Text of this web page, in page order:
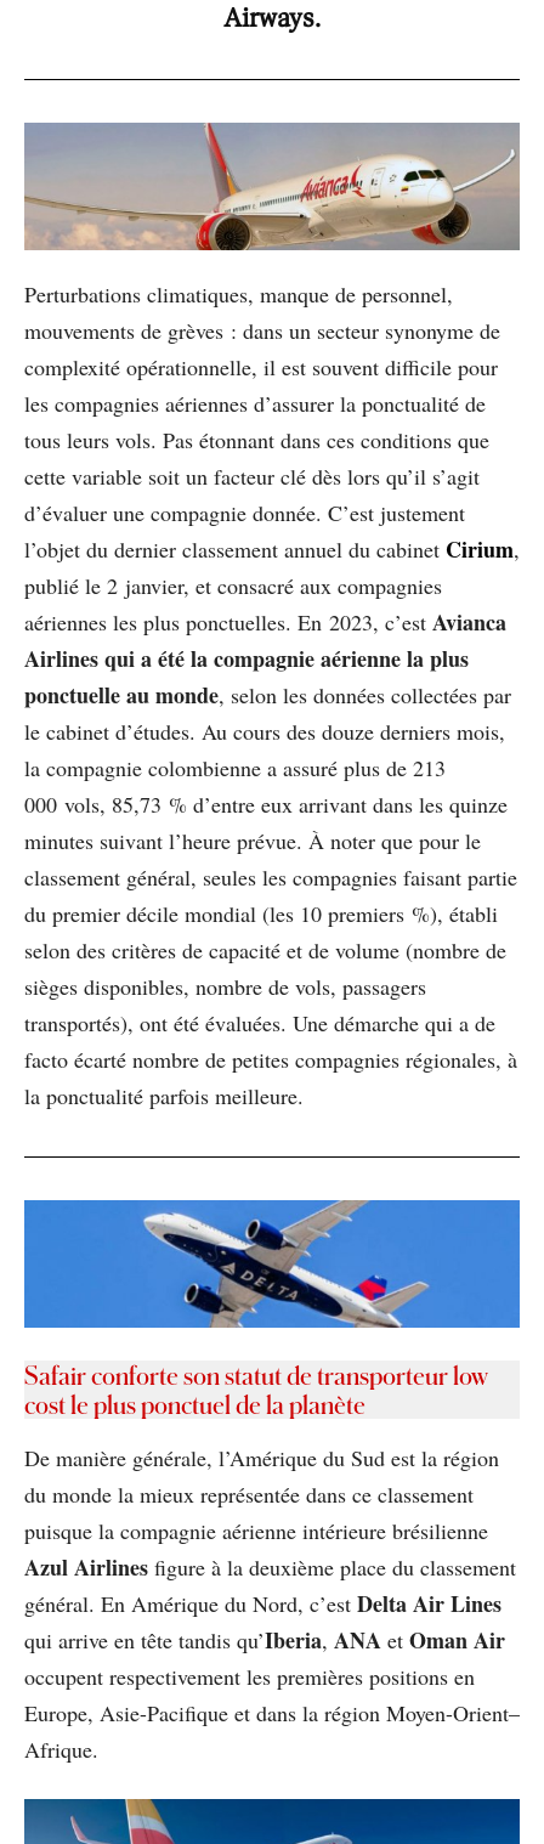
Airways.
Perturbations climatiques, manque de personnel,
mouvements de grèves : dans un secteur synonyme de
complexité opérationnelle, il est souvent difficile pour
les compagnies aériennes d’assurer la ponctualité de
tous leurs vols. Pas étonnant dans ces conditions que
cette variable soit un facteur clé dès lors qu’il s’agit
d’évaluer une compagnie donnée. C’est justement
l’objet du dernier classement annuel du cabinet Cirium,
publié le 2 janvier, et consacré aux compagnies
aériennes les plus ponctuelles. En 2023, c’est Avianca
Airlines qui a été la compagnie aérienne la plus
ponctuelle au monde, selon les données collectées par
le cabinet d’études. Au cours des douze derniers mois,
la compagnie colombienne a assuré plus de 213
000 vols, 85,73 % d’entre eux arrivant dans les quinze
minutes suivant l’heure prévue. À noter que pour le
classement général, seules les compagnies faisant partie
du premier décile mondial (les 10 premiers %), établi
selon des critères de capacité et de volume (nombre de
sièges disponibles, nombre de vols, passagers
transportés), ont été évaluées. Une démarche qui a de
facto écarté nombre de petites compagnies régionales, à
la ponctualité parfois meilleure.
Safair conforte son statut de transporteur low
cost le plus ponctuel de la planète
De manière générale, l’Amérique du Sud est la région
du monde la mieux représentée dans ce classement
puisque la compagnie aérienne intérieure brésilienne
Azul Airlines figure à la deuxième place du classement
général. En Amérique du Nord, c’est Delta Air Lines
qui arrive en tête tandis qu’Iberia, ANA et Oman Air
occupent respectivement les premières positions en
Europe, Asie-Pacifique et dans la région Moyen-Orient–
Afrique.